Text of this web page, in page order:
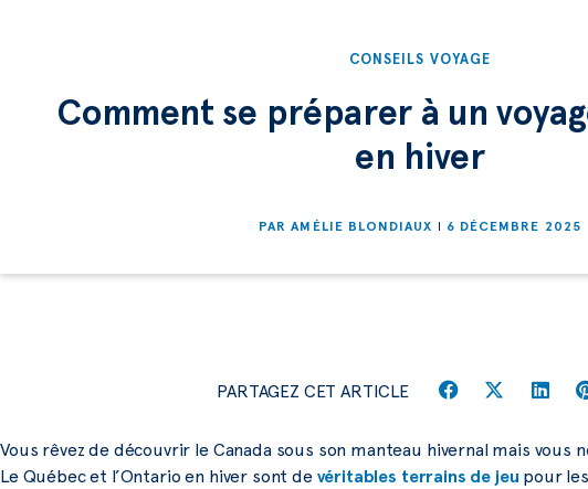
CONSEILS VOYAGE
Comment se préparer à un
en hiver
PAR AMÉLIE BLONDIAUX 6 DÉCEMBRE 2025
PARTAGEZ CET ARTICLE
Vous rêvez de découvrir le Canada sous son manteau hivernal mais vous
Le Québec et l’Ontario en hiver sont de véritables terrains de jeu pour